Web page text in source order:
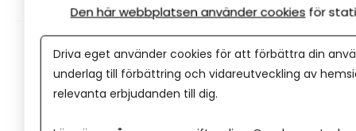
Den här webbplatsen använder cookies för
Driva eget använder cookies för att förbättra din
underlag till förbättring och vidareutveckling av
relevanta erbjudanden till dig.